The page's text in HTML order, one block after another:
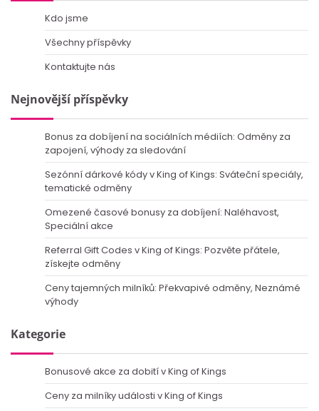
Kdo jsme
Všechny příspěvky
Kontaktujte nás
Nejnovější příspěvky
Bonus za dobíjení na sociálních médiích: Odměny za
zapojení, výhody za sledování
Sezónní dárkové kódy v King of Kings: Sváteční speciály,
tematické odměny
Omezené časové bonusy za dobíjení: Naléhavost,
Speciální akce
Referral Gift Codes v King of Kings: Pozvěte přátele,
získejte odměny
Ceny tajemných milníků: Překvapivé odměny, Neznámé
výhody
Kategorie
Bonusové akce za dobití v King of Kings
Ceny za milníky události v King of Kings